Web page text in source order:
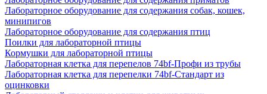
Лабораторное оборудование для содержания собак, кошек,
минипигов
Лабораторное оборудование для содержания птиц
Поилки для лабораторной птицы
Кормушки для лабораторной птицы
Лабораторная клетка для перепелов 74bf-Профи из трубы
Лабораторная клетка для перепелки 74bf-Стандарт из
оцинковки